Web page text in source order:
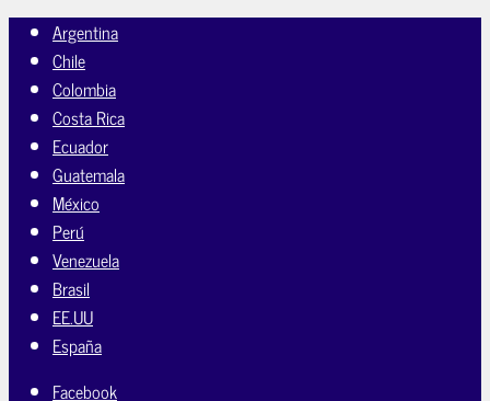
Argentina
Chile
Colombia
Costa Rica
Ecuador
Guatemala
México
Perú
Venezuela
Brasil
EE.UU
España
Facebook